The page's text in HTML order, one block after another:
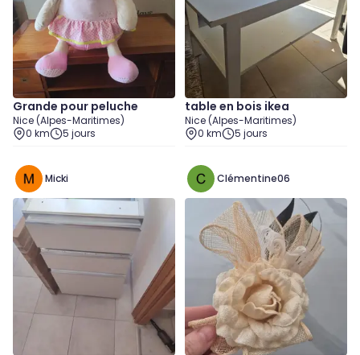
Grande pour peluche
Nice (Alpes-Maritimes)
0 km
5 jours
table en bois ikea
Nice (Alpes-Maritimes)
0 km
5 jours
Micki Clémentine06